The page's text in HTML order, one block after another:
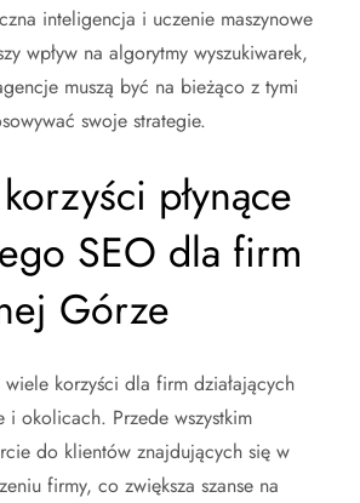
inteligencja i uczenie maszynowe
wpływ na algorytmy wyszukiwarek,
muszą być na bieżąco z tymi
swoje strategie.
płynące
SEO dla firm
Górze
korzyści dla firm działających
okolicach. Przede wszystkim
do klientów znajdujących się w
firmy, co zwiększa szanse na